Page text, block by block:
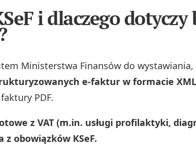
i dlaczego
Ministerstwa Finansów do
e-faktur w formacie
PDF.
z VAT (m.in. usługi profilaktyki,
obowiązków KSeF.